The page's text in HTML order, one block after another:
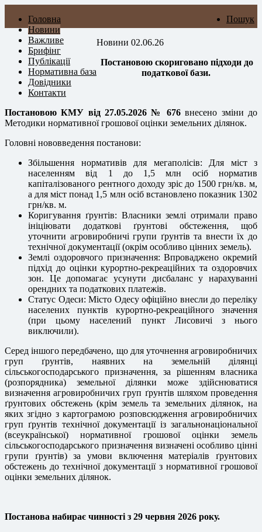
Головна
Новини
Важливе
Брифінг
Публікації
Нормативна база
Довідники
Контакти
Пошук
Новини 02.06.26
Постановою скориговано підходи до
податкової бази.
Постановою КМУ від 27.05.2026 № 676 внесено зміни до
Методики нормативної грошової оцінки земельних ділянок.
Головні нововведення постанови:
Збільшення нормативів для мегаполісів: Для міст з
населенням від 1 до 1,5 млн осіб норматив
капіталізованого рентного доходу зріс до 1500 грн/кв. м,
а для міст понад 1,5 млн осіб встановлено показник 1302
грн/кв. м.
Коригування ґрунтів: Власники землі отримали право
ініціювати додаткові ґрунтові обстеження, щоб
уточнити агровиробничі групи ґрунтів та внести їх до
технічної документації (окрім особливо цінних земель).
Землі оздоровчого призначення: Впроваджено окремий
підхід до оцінки курортно-рекреаційних та оздоровчих
зон. Це допомагає усунути дисбаланс у нарахуванні
орендних та податкових платежів.
Статус Одеси: Місто Одесу офіційно внесли до переліку
населених пунктів курортно-рекреаційного значення
(при цьому населений пункт Лисовичі з нього
виключили).
Серед іншого передбачено, що для уточнення агровиробничих
груп ґрунтів, наявних на земельній ділянці
сільськогосподарського призначення, за рішенням власника
(розпорядника) земельної ділянки може здійснюватися
визначення агровиробничих груп ґрунтів шляхом проведення
ґрунтових обстежень (крім земель та земельних ділянок, на
яких згідно з картограмою розповсюдження агровиробничих
груп ґрунтів технічної документації із загальнонаціональної
(всеукраїнської) нормативної грошової оцінки земель
сільськогосподарського призначення визначені особливо цінні
групи ґрунтів) за умови включення матеріалів ґрунтових
обстежень до технічної документації з нормативної грошової
оцінки земельних ділянок.
Постанова набирає чинності з 29 червня 2026 року.